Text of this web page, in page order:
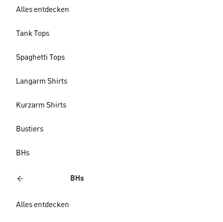
Alles entdecken
Tank Tops
Spaghetti Tops
Langarm Shirts
Kurzarm Shirts
Bustiers
BHs
BHs
Alles entdecken